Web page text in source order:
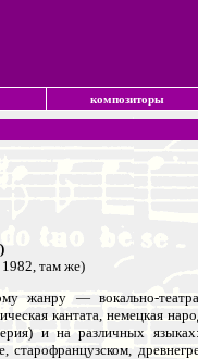
композиторы
там же)
жанру — вокально-
кантата, немецкая
и на различных